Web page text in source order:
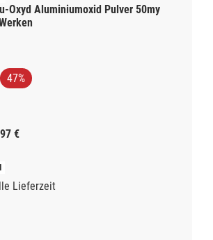
Oxyd Aluminiumoxid Pulver 50my
47%
€
Lieferzeit